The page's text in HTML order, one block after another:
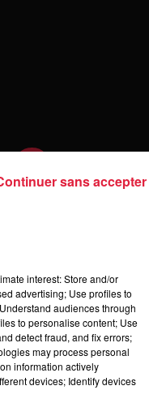
Tous
interest: Store and/or
advertising; Use profiles to
audiences through
to personalise content; Use
detect fraud, and fix errors;
may process personal
information actively
devices; Identify devices
sans accepter